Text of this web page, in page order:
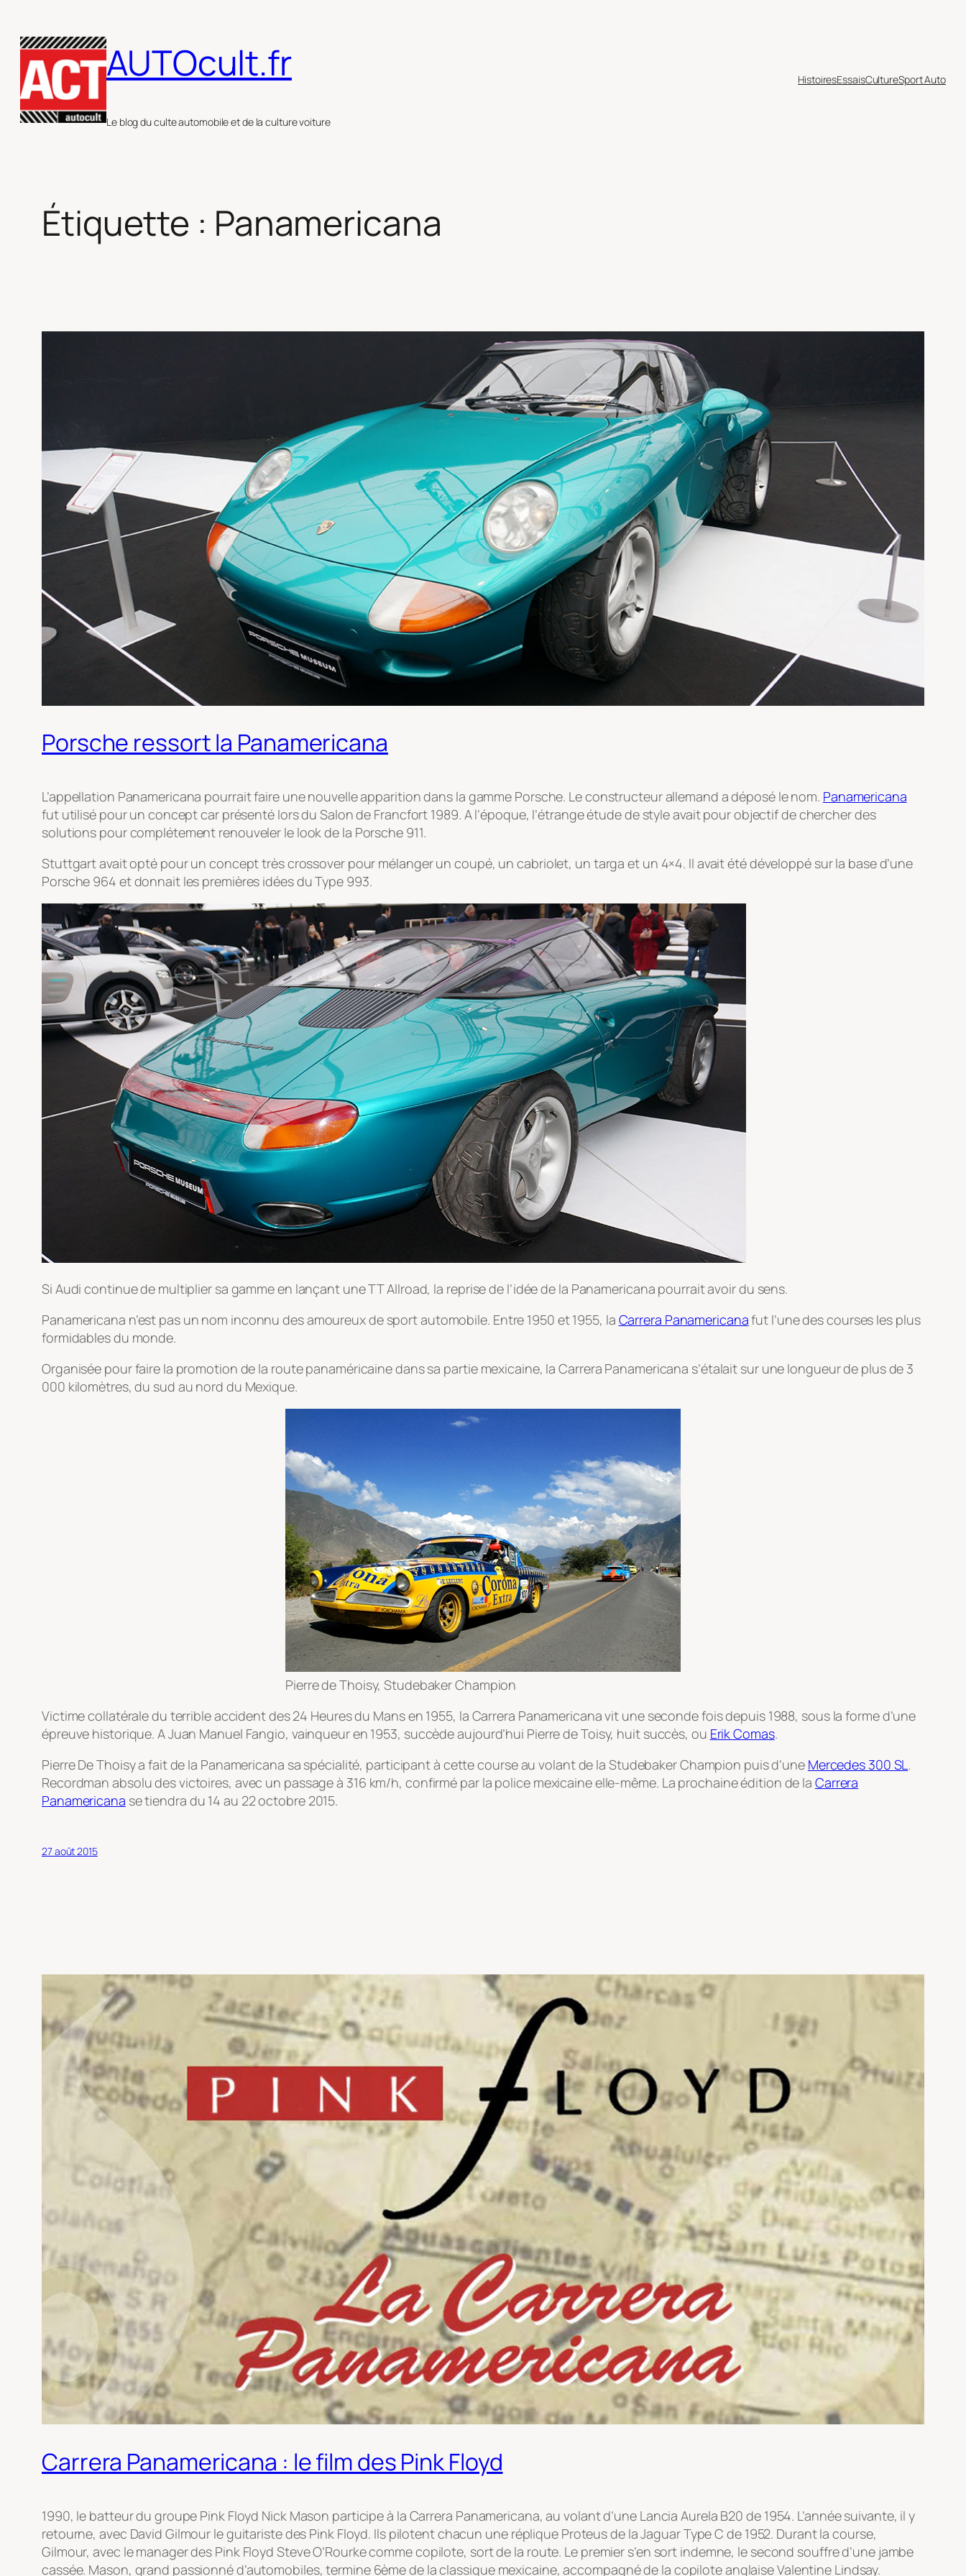
au
contenu
AUTOcult.fr
Le blog du culte automobile et de la culture voiture
HistoiresEssaisCultureSport Auto
Étiquette : Panamericana
Porsche ressort la Panamericana
L’appellation Panamericana pourrait faire une nouvelle apparition dans la gamme Porsche. Le constructeur allemand a déposé le nom. Panamericana
fut utilisé pour un concept car présenté lors du Salon de Francfort 1989. A l’époque, l’étrange étude de style avait pour objectif de chercher des
solutions pour complétement renouveler le look de la Porsche 911.
Stuttgart avait opté pour un concept très crossover pour mélanger un coupé, un cabriolet, un targa et un 4×4. Il avait été développé sur la base d’une
Porsche 964 et donnait les premières idées du Type 993.
Si Audi continue de multiplier sa gamme en lançant une TT Allroad, la reprise de l’idée de la Panamericana pourrait avoir du sens.
Panamericana n’est pas un nom inconnu des amoureux de sport automobile. Entre 1950 et 1955, la Carrera Panamericanafut l’une des courses les plus
formidables du monde.
Organisée pour faire la promotion de la route panaméricaine dans sa partie mexicaine, la Carrera Panamericana s’étalait sur une longueur de plus de 3
000 kilomètres, du sud au nord du Mexique.
Pierre de Thoisy, Studebaker Champion
Victime collatérale du terrible accident des 24 Heures du Mans en 1955, la Carrera Panamericana vit une seconde fois depuis 1988, sous la forme d’une
épreuve historique. A Juan Manuel Fangio, vainqueur en 1953, succède aujourd’hui Pierre de Toisy, huit succès, ou Erik Comas.
Pierre De Thoisy a fait de la Panamericana sa spécialité, participant à cette course au volant de la Studebaker Champion puis d’une Mercedes 300 SL.
Recordman absolu des victoires, avec un passage à 316 km/h, confirmé par la police mexicaine elle-même. La prochaine édition de la Carrera
Panamericana se tiendra du 14 au 22 octobre 2015.
27 août 2015
Carrera Panamericana : le film des Pink Floyd
1990, le batteur du groupe Pink Floyd Nick Mason participe à la Carrera Panamericana, au volant d’une Lancia Aurela B20 de 1954. L’année suivante, il y
retourne, avec David Gilmour le guitariste des Pink Floyd. Ils pilotent chacun une réplique Proteus de la Jaguar Type C de 1952. Durant la course,
Gilmour, avec le manager des Pink Floyd Steve O’Rourke comme copilote, sort de la route. Le premier s’en sort indemne, le second souffre d’une jambe
cassée. Mason, grand passionné d’automobiles, termine 6ème de la classique mexicaine, accompagné de la copilote anglaise Valentine Lindsay.